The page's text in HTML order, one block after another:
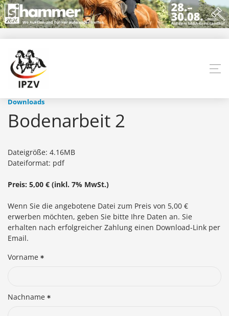
Downloads
Bodenarbeit 2
Dateigröße: 4.16MB
Dateiformat: pdf
Preis: 5,00 € (inkl. 7% MwSt.)
Wenn Sie die angebotene Datei zum Preis von 5,00 €
erwerben möchten, geben Sie bitte Ihre Daten an. Sie
erhalten nach erfolgreicher Zahlung einen Download-Link per
Email.
Vorname
Nachname